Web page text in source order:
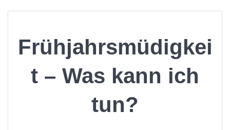
Frühjahrsmüdigkei
t – Was kann ich
tun?